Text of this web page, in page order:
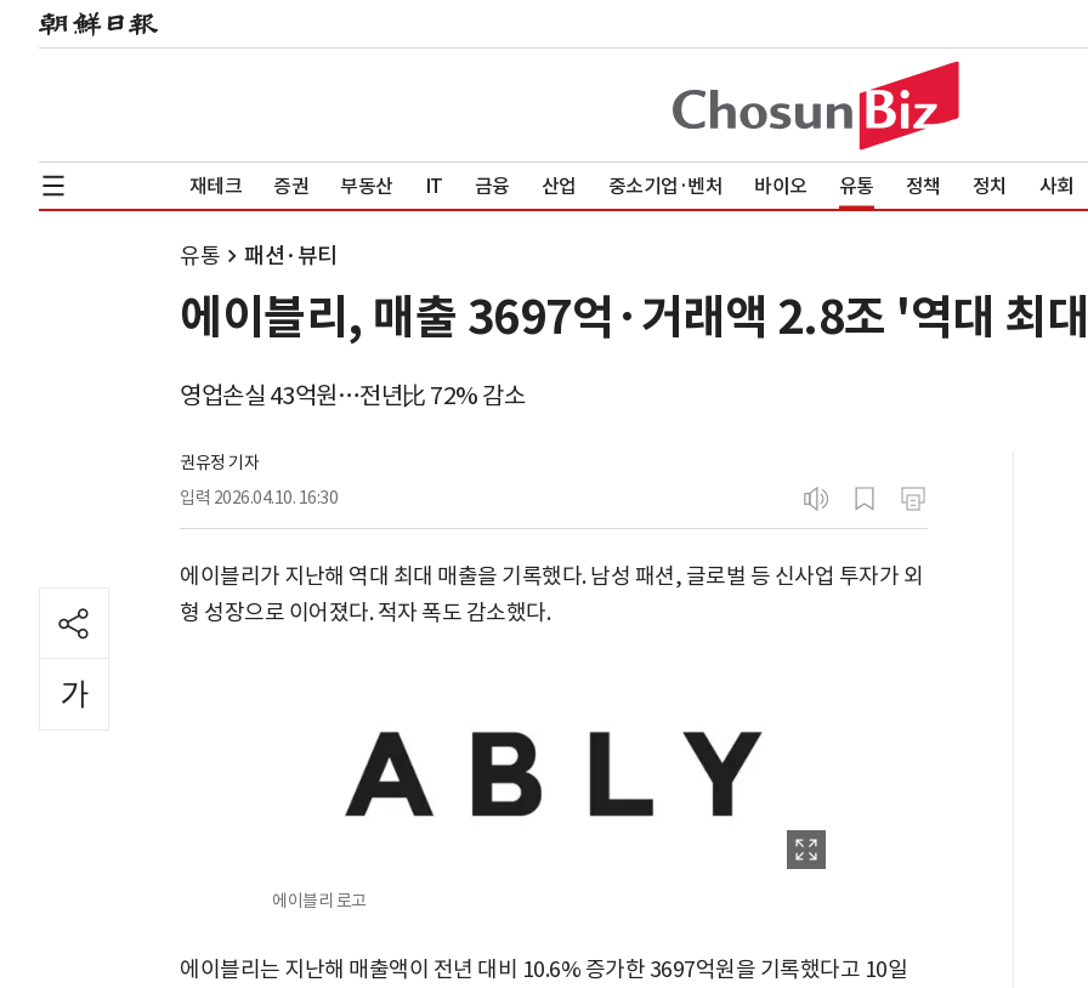
재테크 증권 부동산 IT 금융 산업 중소기업·벤처 바이오 유통 정책 정치 사회
유통 패션·뷰티
에이블리, 매출 3697억·거래액 2.8조 '역대 최
영업손실 43억원…전년比 72% 감소
권유정 기자
입력 2026.04.10. 16:30
에이블리가 지난해 역대 최대 매출을 기록했다. 남성 패션, 글로벌 등 신사업 투자가 외
형 성장으로 이어졌다. 적자 폭도 감소했다.
에이블리 로고
에이블리는 지난해 매출액이 전년 대비 10.6% 증가한 3697억원을 기록했다고 10일